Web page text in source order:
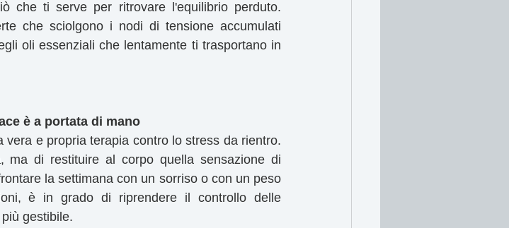
che ti serve per ritrovare l'equilibrio perduto.
che sciolgono i nodi di tensione accumulati
oli essenziali che lentamente ti trasportano in
è a portata di mano
e propria terapia contro lo stress da rientro.
ma di restituire al corpo quella sensazione di
la settimana con un sorriso o con un peso
è in grado di riprendere il controllo delle
gestibile.